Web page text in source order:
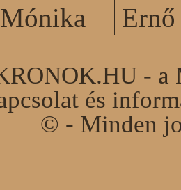
- a
és
© - Minden